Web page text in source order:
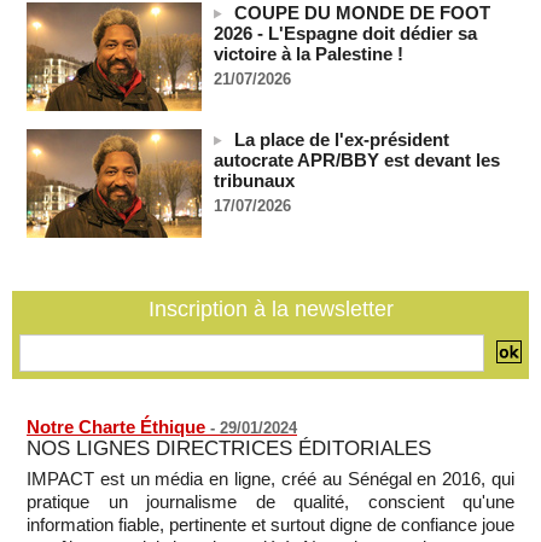
06/08/2026 -
Le Rhin s'assèche, l'industrie allemande en quête de
solutions
06/08/2026 -
La Corée du Nord a tiré un missile balistique en direction de
la mer du Japon, selon l'armée sud-coréenne
06/08/2026 -
Sénégal - Une revue de presse du 6 août 2026 (IA)
06/08/2026 -
MOMO ALADJI
COUPE DU MONDE DE FOOT
2026 - L'Espagne doit dédier sa
victoire à la Palestine !
21/07/2026
La place de l'ex-président
autocrate APR/BBY est devant les
tribunaux
17/07/2026
Inscription à la newsletter
Notre Charte Éthique - 29/01/2024
NOS LIGNES DIRECTRICES ÉDITORIALES
IMPACT est un média en ligne, créé au Sénégal en 2016, qui
pratique un journalisme de qualité, conscient qu'une
information fiable, pertinente et surtout digne de confiance joue